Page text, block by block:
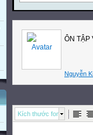
A. Độ hụt khối
C. năng lượng
Câu 2: Hạt
A. 5p và 6n B.
nhân ban đầu bị
C. thời gian
Câu 4: Năng
ÔN TẬP
Nguyễn
Kích thước font